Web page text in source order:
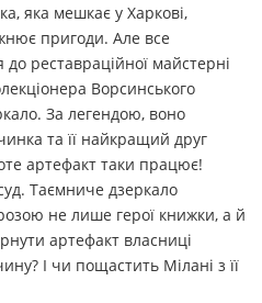
яка мешкає у Харкові,
пригоди. Але все
реставраційної майстерні
Ворсинського
За легендою, воно
та її найкращий друг
артефакт таки працює!
Таємниче дзеркало
не лише герої книжки, а й
артефакт власниці
І чи пощастить Мілані з її